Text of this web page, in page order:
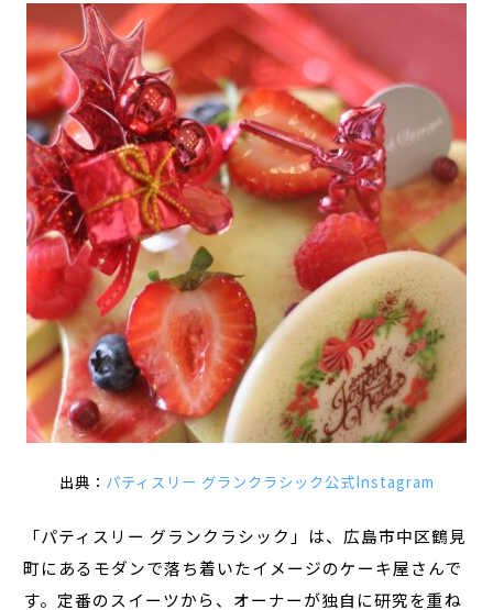
出典： パティスリー グランクラシック公式Instagram
「パティスリー グランクラシック」は、広島市中区鶴見
町にあるモダンで落ち着いたイメージのケーキ屋さんで
す。定番のスイーツから、オーナーが独自に研究を重ね